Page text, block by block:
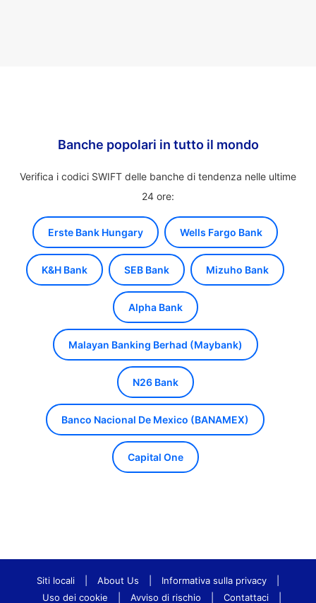
Banche popolari in tutto il mondo
Verifica i codici SWIFT delle banche di tendenza nelle ultime
24 ore:
Erste Bank Hungary Wells Fargo Bank
K&H Bank SEB Bank Mizuho Bank
Alpha Bank
Malayan Banking Berhad (Maybank)
N26 Bank
Banco Nacional De Mexico (BANAMEX)
Capital One
Siti locali About Us Informativa sulla privacy
Uso dei cookie
Avviso di rischio Contattaci